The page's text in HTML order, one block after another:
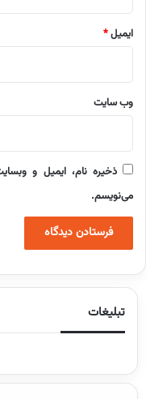
ایمیل*
وب‌ سایت
ذخیره نام، ایمیل و
می‌نویسم.
تبلیغات